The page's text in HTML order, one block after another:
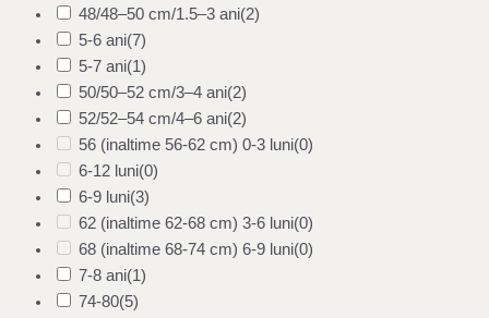
48/48–50 cm/1.5–3 ani(2)
5-6 ani(7)
5-7 ani(1)
50/50–52 cm/3–4 ani(2)
52/52–54 cm/4–6 ani(2)
56 (inaltime 56-62 cm) 0-3 luni(0)
6-12 luni(0)
6-9 luni(3)
62 (inaltime 62-68 cm) 3-6 luni(0)
68 (inaltime 68-74 cm) 6-9 luni(0)
7-8 ani(1)
74-80(5)